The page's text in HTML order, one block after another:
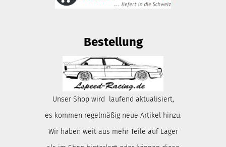
Bestellung
Unser Shop wird laufend aktualisiert,
es kommen regelmäßig neue Artikel hinzu.
Wir haben weit aus mehr Teile auf Lager